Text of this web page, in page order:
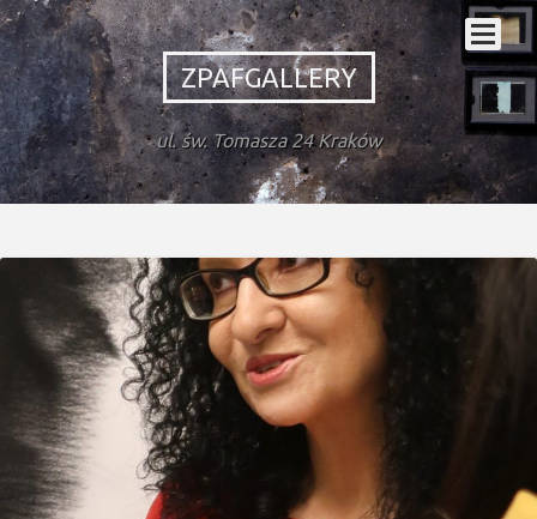
ZPAFGALLERY
ul. św. Tomasza 24 Kraków